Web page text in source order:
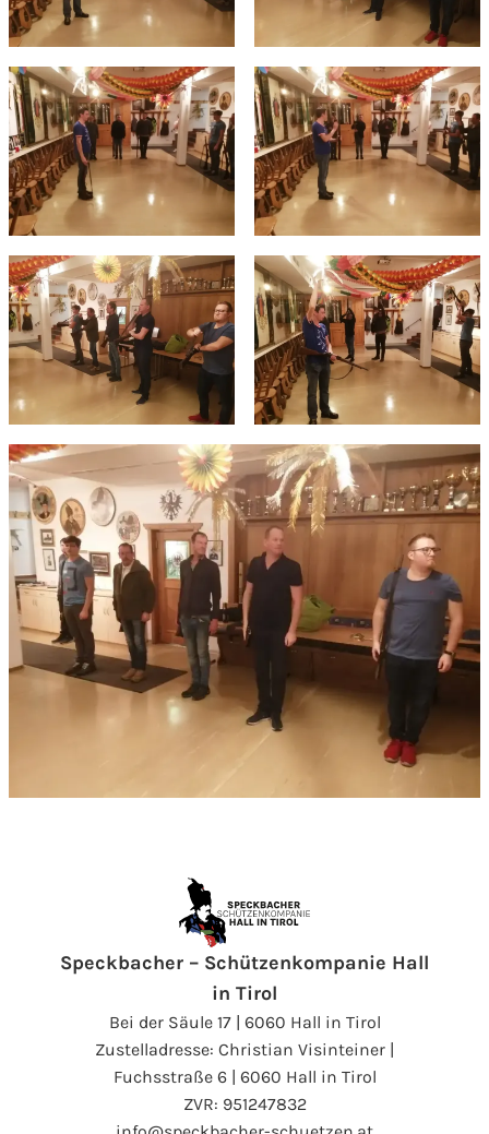
Speckbacher – Schützenkompanie Hall
in Tirol
Bei der Säule 17 | 6060 Hall in Tirol
Zustelladresse: Christian Visinteiner |
Fuchsstraße 6 | 6060 Hall in Tirol
ZVR: 951247832